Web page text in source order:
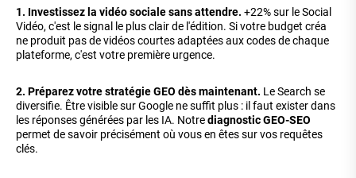
1. Investissez la vidéo sociale sans attendre. +22% sur le Social
Vidéo, c'est le signal le plus clair de l'édition. Si votre budget créa
ne produit pas de vidéos courtes adaptées aux codes de chaque
plateforme, c'est votre première urgence.
2. Préparez votre stratégie GEO dès maintenant. Le Search se
diversifie. Être visible sur Google ne suffit plus : il faut exister dans
les réponses générées par les IA. Notrediagnostic GEO-SEO
permet de savoir précisément où vous en êtes sur vos requêtes
clés.